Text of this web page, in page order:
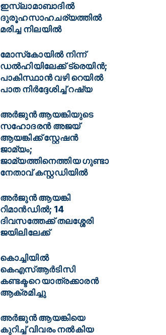
ഇസ്ലാമാബാദിൽ
ദുരൂഹസാഹചര്യത്തിൽ
മരിച്ച നിലയിൽ
മോസ്‌കോയിൽ നിന്ന്
ഡൽഹിയിലേക്ക് ട്രെയിൻ;
പാകിസ്ഥാൻ വഴി റെയിൽ
പാത നിർദ്ദേശിച്ച് റഷ്യ
അർജുൻ ആയങ്കിയുടെ
സഹോദരൻ അജയ്
ആയങ്കിക്ക് സ്റ്റേഷൻ
ജാമ്യം;
ജാമ്യത്തിനെത്തിയ ഗുണ്ടാ
നേതാവ് കസ്റ്റഡിയിൽ
അർജുൻ ആയങ്കി
റിമാൻഡിൽ; 14
ദിവസത്തേക്ക് തലശ്ശേരി
ജയിലിലേക്ക്
കൊച്ചിയിൽ
കെഎസ്ആർടിസി
കണ്ടക്ടറെ യാത്രക്കാരൻ
ആക്രമിച്ചു
അർജുൻ ആയങ്കിയെ
കുറിച്ച് വിവരം നൽകിയ